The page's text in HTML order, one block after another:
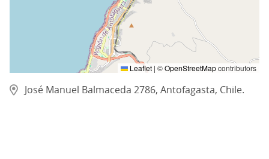
Leaflet | ©OpenStreetMapcontributors
José Manuel Balmaceda 2786, Antofagasta, Chile.